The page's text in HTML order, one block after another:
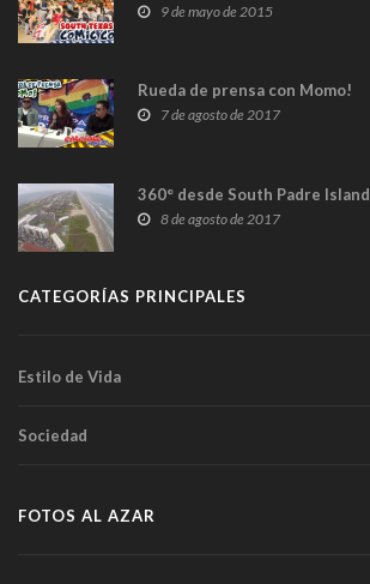
9 de mayo de 2015
Rueda de prensa con Momo!
7 de agosto de 2017
360° desde South Padre Island
8 de agosto de 2017
CATEGORÍAS PRINCIPALES
Estilo de Vida
Sociedad
FOTOS AL AZAR